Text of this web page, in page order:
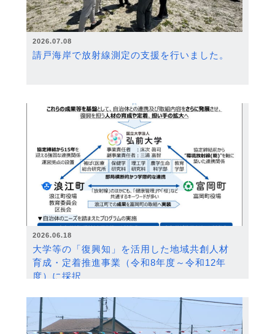
2026.07.08
請戸海岸で放射線測定の支援を行いました。
2026.06.18
大学等の「復興知」を活用した地域共創人材
育成・定着推進事業（令和8年度～令和12年
度）に採択